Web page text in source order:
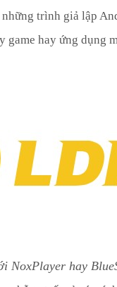
trình giả lập
hay ứng dụng
NoxPlayer hay